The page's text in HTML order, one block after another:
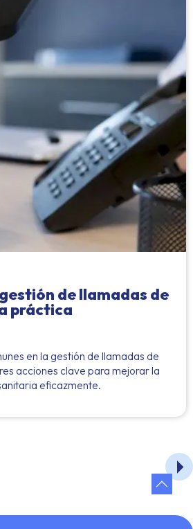
de llamadas de
práctica
en la gestión de llamadas de
acciones clave para mejorar la
eficazmente.